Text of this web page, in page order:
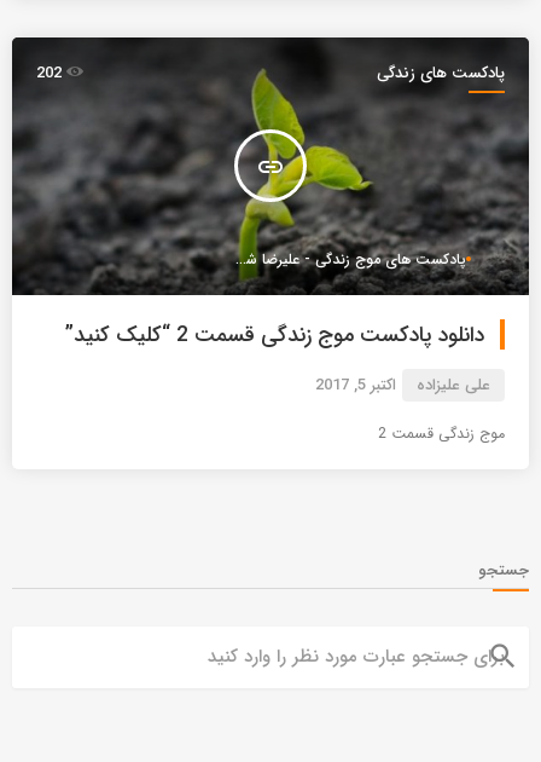
پادکست های زندگی
insert_link
پادکست های موج زندگی - علیرضا شعبانعلی
دانلود پادکست موج زندگی قسمت 2 “کلیک کنید”
علی علیزاده اکتبر 5, 2017
موج زندگی قسمت 2
جستجو
search